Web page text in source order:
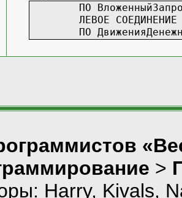
ПО
ЛЕВОЕ СОЕДИНЕНИЕ
ПО
>
Harry, Kivals,